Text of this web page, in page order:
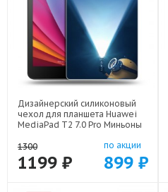
Дизайнерский силиконовый
чехол для планшета Huawei
MediaPad T2 7.0 Pro Миньоны
1300
1199 ₽
по акции
899 ₽